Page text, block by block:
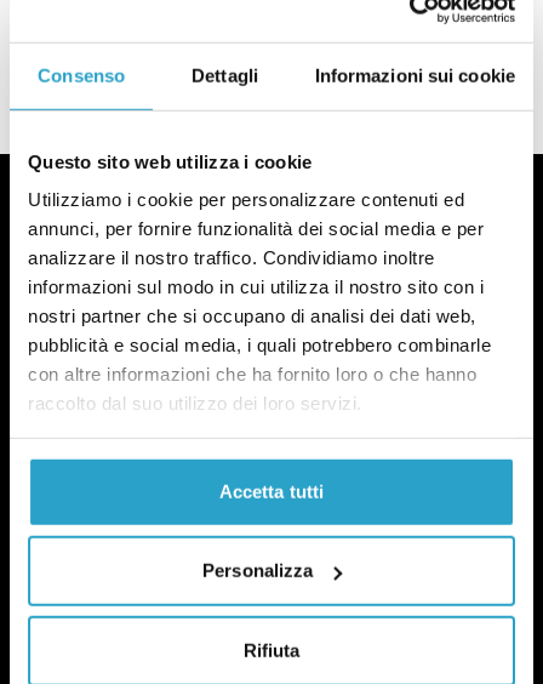
Consenso Dettagli Informazioni sui cookie
Questo sito web utilizza i cookie
Utilizziamo i cookie per personalizzare contenuti ed
annunci, per fornire funzionalità dei social media e per
analizzare il nostro traffico. Condividiamo inoltre
informazioni sul modo in cui utilizza il nostro sito con i
nostri partner che si occupano di analisi dei dati web,
pubblicità e social media, i quali potrebbero combinarle
con altre informazioni che ha fornito loro o che hanno
raccolto dal suo utilizzo dei loro servizi.
Accetta tutti
Personalizza
Rifiuta
LEGGI LA NOSTRA POLITICA DELLE CORREZIONI
POLITICA DI UN CERTO GENERE